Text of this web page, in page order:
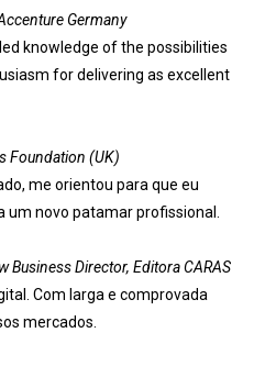
Germany
knowledge of the possibilities
for delivering as excellent
Foundation (UK)
me orientou para que eu
novo patamar profissional.
Business Director, Editora CARAS
Com larga e comprovada
mercados.